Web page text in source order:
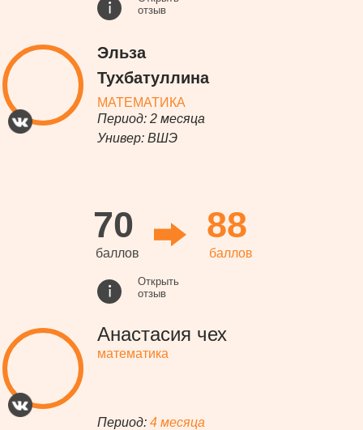
отзыв
Эльза
Тухбатуллина
МАТЕМАТИКА
Период: 2 месяца
Универ: ВШЭ
70
баллов
88
баллов
Открыть
отзыв
Анастасия чех
математика
Период: 4 месяца